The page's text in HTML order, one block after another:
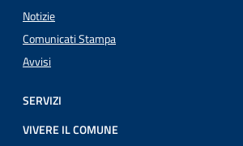
Notizie
Comunicati Stampa
Avvisi
SERVIZI
VIVERE IL COMUNE